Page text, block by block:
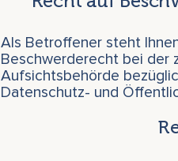
Als Betroffener steht
Beschwerderecht bei der
Aufsichtsbehörde
Datenschutz- und